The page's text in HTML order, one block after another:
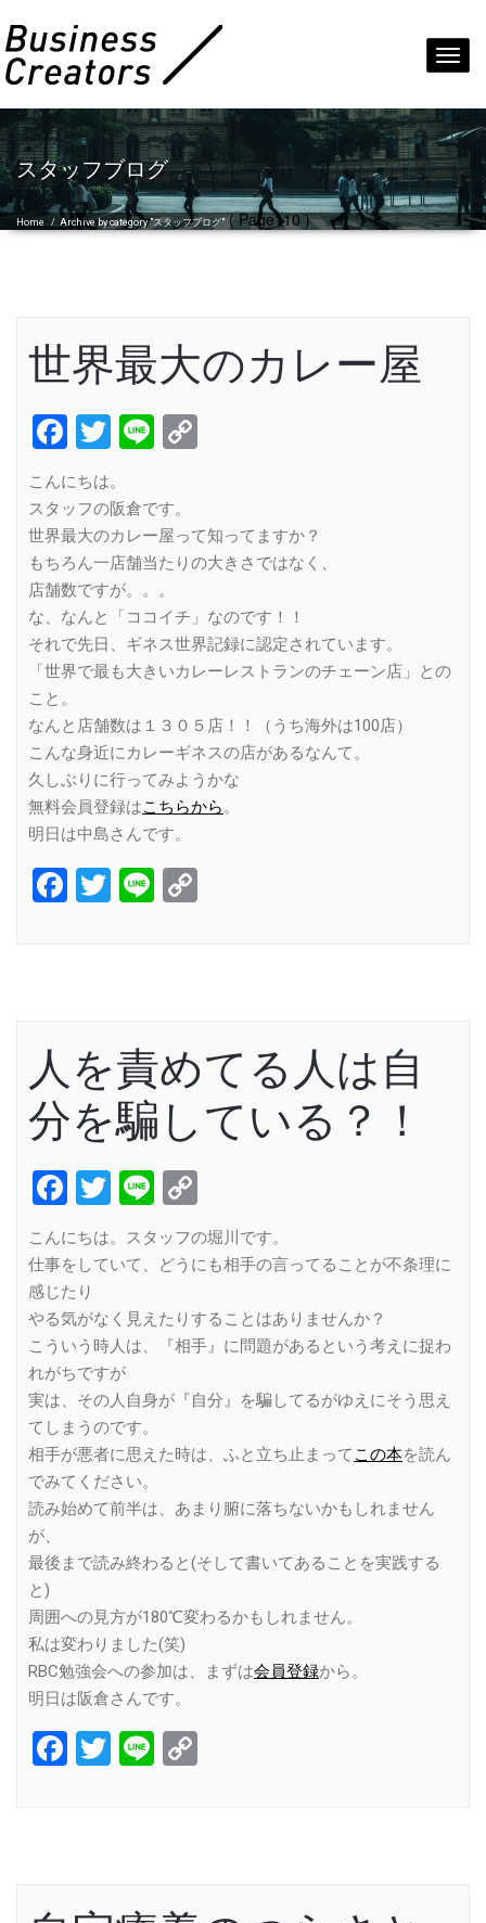
スタッフブログ
Home /Archive by category "スタッフブログ"( Page110 )
世界最大のカレー屋
Facebook
Twitter
Line
こんにちは。
スタッフの阪倉です。
世界最大のカレー屋って知ってますか？
もちろん一店舗当たりの大きさではなく、
店舗数ですが。。。
な、なんと「ココイチ」なのです！！
それで先日、ギネス世界記録に認定されています。
「世界で最も大きいカレーレストランのチェーン店」との
こと。
なんと店舗数は１３０５店！！（うち海外は100店）
こんな身近にカレーギネスの店があるなんて。
久しぶりに行ってみようかな
無料会員登録はこちらから。
明日は中島さんです。
Facebook
Twitter
Line
人を責めてる人は自
分を騙している？！
Facebook
Twitter
Line
Link
こんにちは。スタッフの堀川です。
仕事をしていて、どうにも相手の言ってることが不条理に
感じたり
やる気がなく見えたりすることはありませんか？
こういう時人は、『相手』に問題があるという考えに捉わ
れがちですが
実は、その人自身が『自分』を騙してるがゆえにそう思え
てしまうのです。
相手が悪者に思えた時は、ふと立ち止まって この本を読ん
でみてください。
読み始めて前半は、あまり腑に落ちないかもしれません
が、
最後まで読み終わると(そして書いてあることを実践する
と)
周囲への見方が180℃変わるかもしれません。
私は変わりました(笑)
RBC勉強会への参加は、まずは会員登録から。
明日は阪倉さんです。
Facebook
Twitter
Line